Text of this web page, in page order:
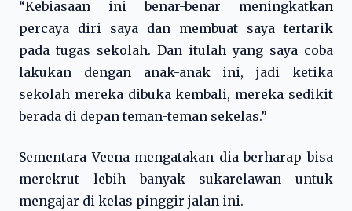
“Kebiasaan ini benar-benar meningkatkan
percaya diri saya dan membuat saya tertarik
pada tugas sekolah. Dan itulah yang saya coba
lakukan dengan anak-anak ini, jadi ketika
sekolah mereka dibuka kembali, mereka sedikit
berada di depan teman-teman sekelas.”
Sementara Veena mengatakan dia berharap bisa
merekrut lebih banyak sukarelawan untuk
mengajar di kelas pinggir jalan ini.